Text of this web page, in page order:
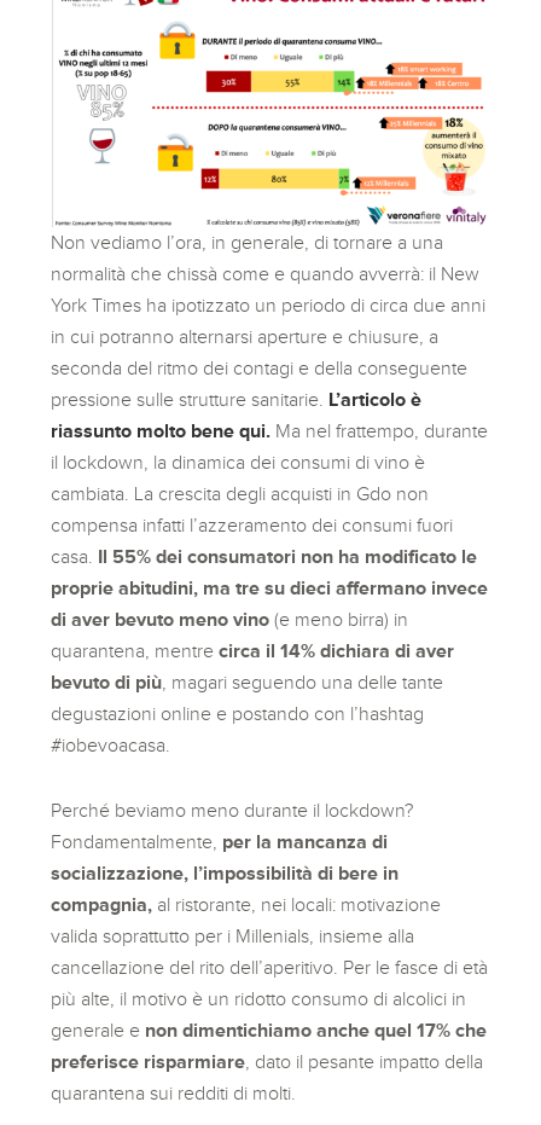
Non vediamo l’ora, in generale, di tornare a una
normalità che chissà come e quando avverrà: il New
York Times ha ipotizzato un periodo di circa due anni
in cui potranno alternarsi aperture e chiusure, a
seconda del ritmo dei contagi e della conseguente
pressione sulle strutture sanitarie. L’articolo è
riassunto molto bene qui. Ma nel frattempo, durante
il lockdown, la dinamica dei consumi di vino è
cambiata. La crescita degli acquisti in Gdo non
compensa infatti l’azzeramento dei consumi fuori
casa. Il 55% dei consumatori non ha modificato le
proprie abitudini, ma tre su dieci affermano invece
di aver bevuto meno vino (e meno birra) in
quarantena, mentrecirca il 14% dichiara di aver
bevuto di più , magari seguendo una delle tante
degustazioni online e postando con l’hashtag
#iobevoacasa.
Perché beviamo meno durante il lockdown?
Fondamentalmente, per la mancanza di
socializzazione, l’impossibilità di bere in
compagnia, al ristorante, nei locali: motivazione
valida soprattutto per i Millenials, insieme alla
cancellazione del rito dell’aperitivo. Per le fasce di età
più alte, il motivo è un ridotto consumo di alcolici in
generale e non dimentichiamo anche quel 17% che
preferisce risparmiare , dato il pesante impatto della
quarantena sui redditi di molti.